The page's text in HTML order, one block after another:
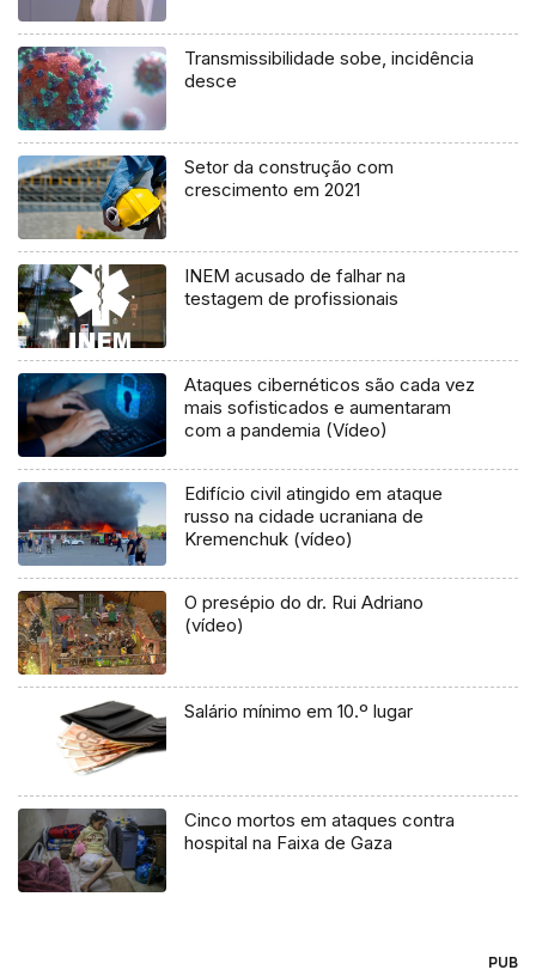
Transmissibilidade sobe, incidência
desce
Setor da construção com
crescimento em 2021
INEM acusado de falhar na
testagem de profissionais
Ataques cibernéticos são cada vez
mais sofisticados e aumentaram
com a pandemia (Vídeo)
Edifício civil atingido em ataque
russo na cidade ucraniana de
Kremenchuk (vídeo)
O presépio do dr. Rui Adriano
(vídeo)
Salário mínimo em 10.º lugar
Cinco mortos em ataques contra
hospital na Faixa de Gaza
PUB